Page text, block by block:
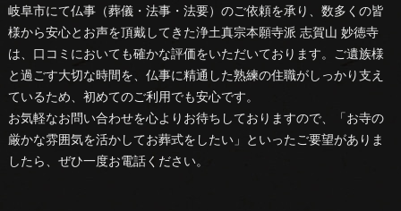
岐阜市にて仏事（葬儀・法事・法要）のご依頼を承り、数多くの皆
様から安心とお声を頂戴してきた浄土真宗本願寺派 志賀山 妙徳寺
は、口コミにおいても確かな評価をいただいております。ご遺族様
と過ごす大切な時間を、仏事に精通した熟練の住職がしっかり支え
ているため、初めてのご利用でも安心です。
お気軽なお問い合わせを心よりお待ちしておりますので、「お寺の
厳かな雰囲気を活かしてお葬式をしたい」といったご要望がありま
したら、ぜひ一度お電話ください。